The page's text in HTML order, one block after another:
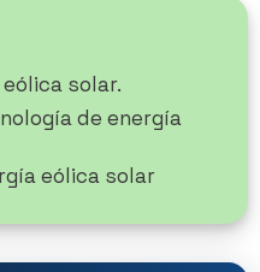
solar.
de energía
eólica solar